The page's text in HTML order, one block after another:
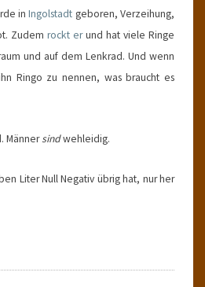
inIngolstadt geboren, Verzeihung,
Zudem rockt erund hat viele Ringe
und auf dem Lenkrad. Und wenn
Ringo zu nennen, was braucht es
Männersindwehleidig.
Liter Null Negativ übrig hat, nur her